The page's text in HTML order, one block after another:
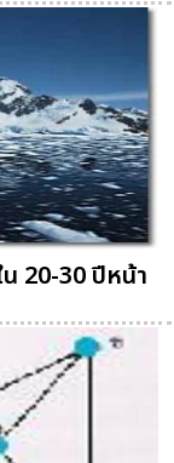
20-30 ปีหน้า